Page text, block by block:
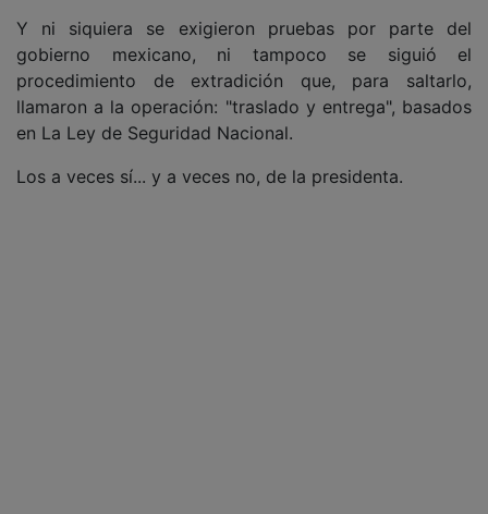
Y ni siquiera se exigieron pruebas por parte del
gobierno mexicano, ni tampoco se siguió el
procedimiento de extradición que, para saltarlo,
llamaron a la operación: "traslado y entrega", basados
en La Ley de Seguridad Nacional.
Los a veces sí... y a veces no, de la presidenta.